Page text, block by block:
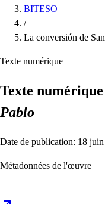
BITESO
/
La conversión de
Texte numérique
Texte numérique
Pablo
Date de publication: 18
Métadonnées de l'œuvre